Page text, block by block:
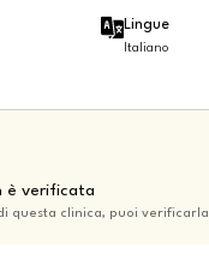
Lingue
Italiano
è verificata
questa clinica, puoi verificarla